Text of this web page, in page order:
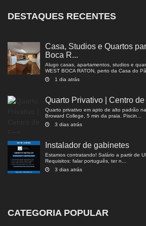
DESTAQUES RECENTES
Casa, Studios e Quartos
Boca R...
Alugo casas, apartamentos, studios e
WEST BOCA RATON, perto da Casa do
1 dia atrás
Quarto Privativo | Centro
Quarto privativo em apto de alto padrão
Broward College, 5 min da praia. Piscin...
3 dias atrás
Instalador de gabinetes
Estamos contratando! Salário a partir de
Requisitos: falar português, ter n...
3 dias atrás
CATEGORIA POPULAR